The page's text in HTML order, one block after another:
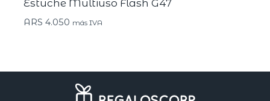
Estuche Multiuso Flash G47
ARS 4.050 más IVA